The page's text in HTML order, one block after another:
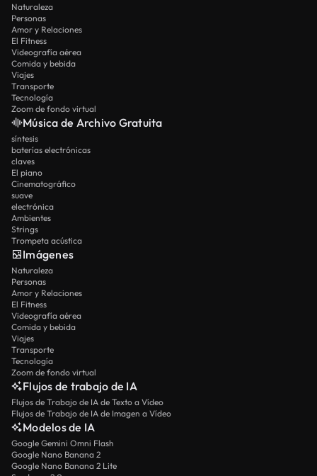
Naturaleza
Personas
Amor y Relaciones
El Fitness
Videografía aérea
Comida y bebida
Viajes
Transporte
Tecnología
Zoom de fondo virtual
Música de Archivo Gratuita
síntesis
baterías electrónicas
claves
El piano
Cinematográfico
suave
electrónica
Ambientes
Strings
Trompeta acústica
Imágenes
Naturaleza
Personas
Amor y Relaciones
El Fitness
Videografía aérea
Comida y bebida
Viajes
Transporte
Tecnología
Zoom de fondo virtual
Flujos de trabajo de IA
Flujos de Trabajo de IA de Texto a Vídeo
Flujos de Trabajo de IA de Imagen a Vídeo
Modelos de IA
Google Gemini Omni Flash
Google Nano Banana 2
Google Nano Banana 2 Lite